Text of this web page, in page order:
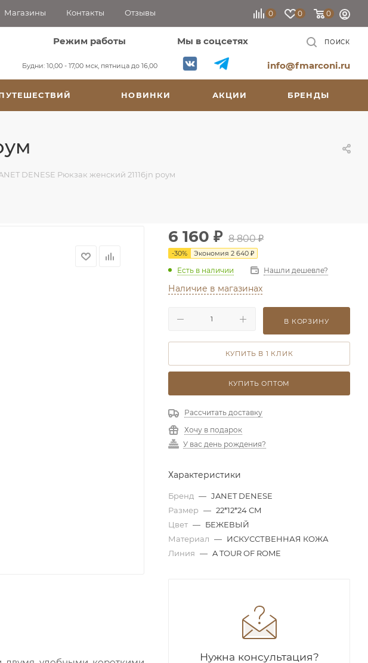
Магазины Контакты Отзывы 0 0 0
Режим работы
Будни: 10,00 - 17,00 мск, пятница до 16,00
Мы в соцсетях ПОИСК
info@fmarconi.ru
НОВИНКИ АКЦИИ БРЕНДЫ
DENESE Рюкзак женский 21116jn роум
6 160 ₽ 8 800₽
-30% Экономия 2 640 ₽
Есть в наличии Нашли дешевле?
Наличие в магазинах
В КОРЗИНУ
КУПИТЬ В 1 КЛИК
КУПИТЬ ОПТОМ
Рассчитать доставку
Хочу в подарок
У вас день рождения?
Характеристики
Бренд — JANET DENESE
Размер — 22*12*24 СМ
Цвет — БЕЖЕВЫЙ
Материал — ИСКУССТВЕННАЯ КОЖА
Линия — A TOUR OF ROME
Нужна консультация?